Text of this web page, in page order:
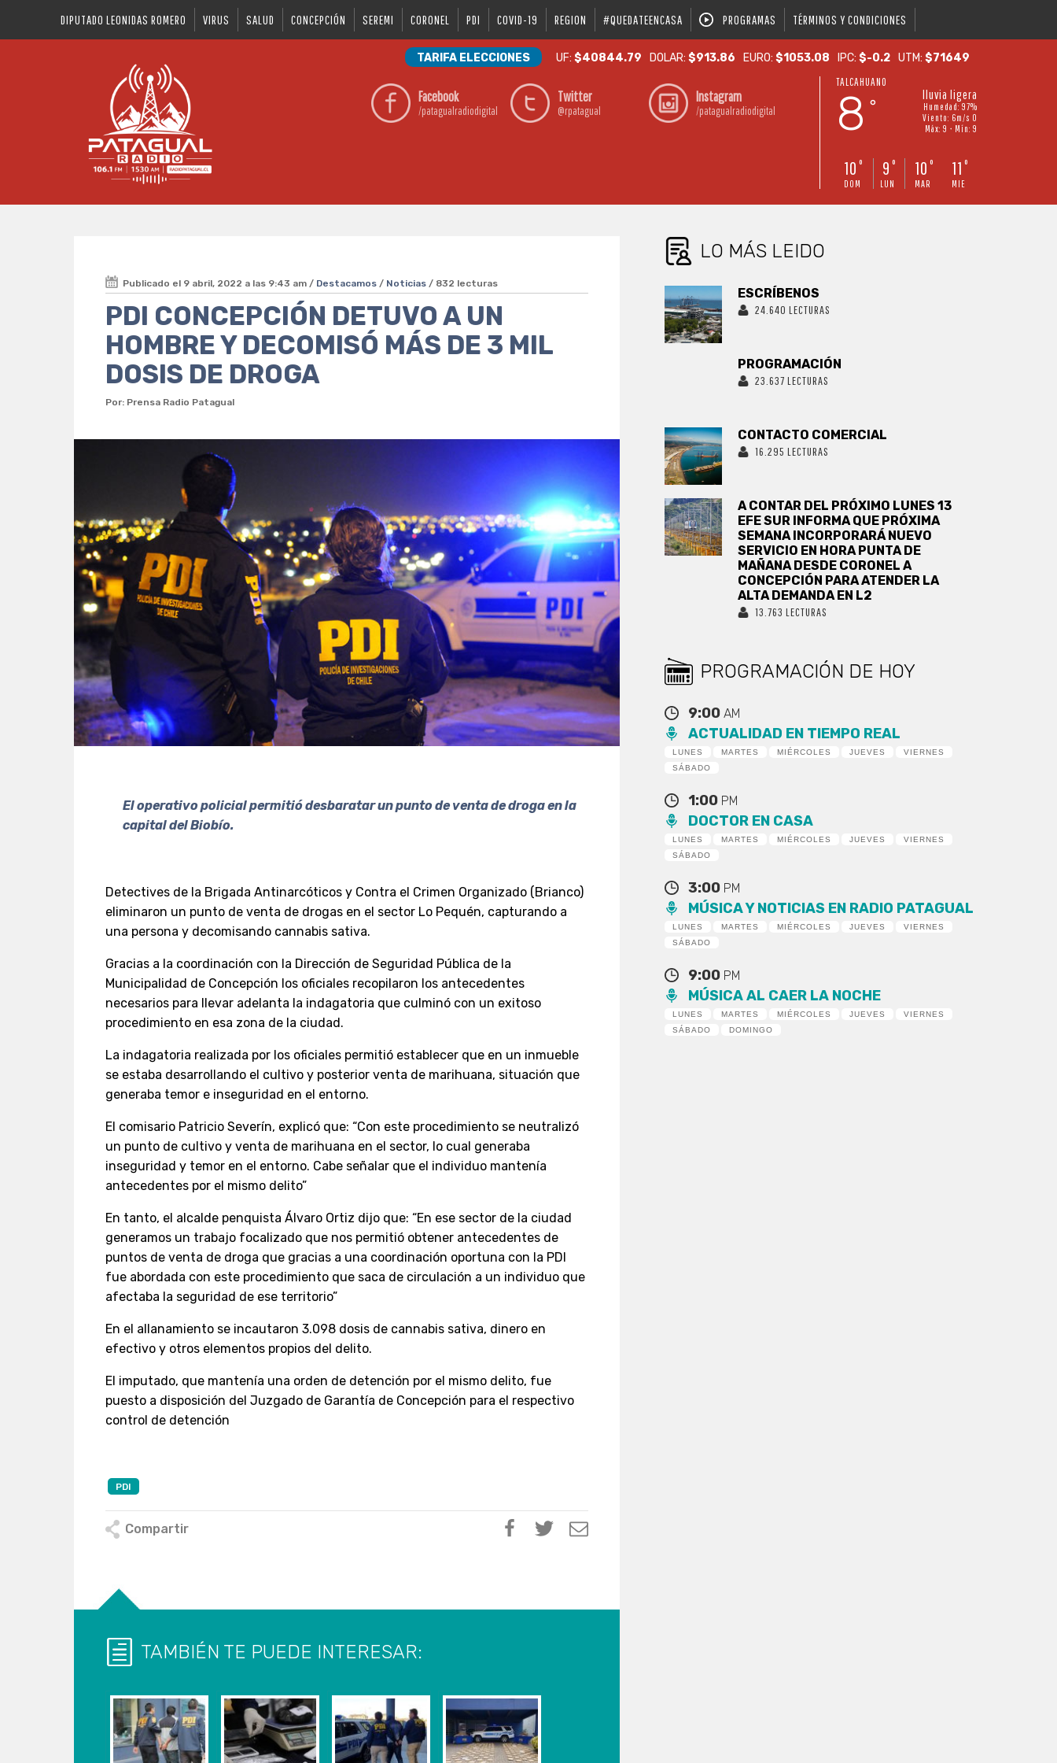
DIPUTADO LEONIDAS ROMERO VIRUS SALUD CONCEPCIÓN SEREMI CORONEL PDI COVID-19 REGION #QUEDATEENCASA PROGRAMAS TÉRMINOS Y CONDICIONES
TARIFA ELECCIONES UF:$40844.79 DOLAR:$913.86 EURO:$1053.08 IPC:$-0.2 UTM:$71649
Facebook
/patagualradiodigital
Twitter
@rpatagual
Instagram
/patagualradiodigital
TALCAHUANO
8 °
lluvia ligera
Humedad: 97%
Viento: 6m/s O
Máx: 9 • Mín: 9
10 °
DOM
9 °
LUN
10 °
MAR
11 °
MIE
Publicado el 9 abril, 2022 a las 9:43 am / Destacamos / Noticias / 832 lecturas
PDI CONCEPCIÓN DETUVO A UN
HOMBRE Y DECOMISÓ MÁS DE 3 MIL
DOSIS DE DROGA
Por: Prensa Radio Patagual
El operativo policial permitió desbaratar un punto de venta de droga en la
capital del Biobío.
Detectives de la Brigada Antinarcóticos y Contra el Crimen Organizado (Brianco)
eliminaron un punto de venta de drogas en el sector Lo Pequén, capturando a
una persona y decomisando cannabis sativa.
Gracias a la coordinación con la Dirección de Seguridad Pública de la
Municipalidad de Concepción los oficiales recopilaron los antecedentes
necesarios para llevar adelanta la indagatoria que culminó con un exitoso
procedimiento en esa zona de la ciudad.
La indagatoria realizada por los oficiales permitió establecer que en un inmueble
se estaba desarrollando el cultivo y posterior venta de marihuana, situación que
generaba temor e inseguridad en el entorno.
El comisario Patricio Severín, explicó que: “Con este procedimiento se neutralizó
un punto de cultivo y venta de marihuana en el sector, lo cual generaba
inseguridad y temor en el entorno. Cabe señalar que el individuo mantenía
antecedentes por el mismo delito”
En tanto, el alcalde penquista Álvaro Ortiz dijo que: “En ese sector de la ciudad
generamos un trabajo focalizado que nos permitió obtener antecedentes de
puntos de venta de droga que gracias a una coordinación oportuna con la PDI
fue abordada con este procedimiento que saca de circulación a un individuo que
afectaba la seguridad de ese territorio”
En el allanamiento se incautaron 3.098 dosis de cannabis sativa, dinero en
efectivo y otros elementos propios del delito.
El imputado, que mantenía una orden de detención por el mismo delito, fue
puesto a disposición del Juzgado de Garantía de Concepción para el respectivo
control de detención
PDI
Compartir
TAMBIÉN TE PUEDE INTERESAR:
LO MÁS LEIDO
ESCRÍBENOS
24.640 LECTURAS
PROGRAMACIÓN
23.637 LECTURAS
CONTACTO COMERCIAL
16.295 LECTURAS
A CONTAR DEL PRÓXIMO LUNES 13
EFE SUR INFORMA QUE PRÓXIMA
SEMANA INCORPORARÁ NUEVO
SERVICIO EN HORA PUNTA DE
MAÑANA DESDE CORONEL A
CONCEPCIÓN PARA ATENDER LA
ALTA DEMANDA EN L2
13.763 LECTURAS
PROGRAMACIÓN DE HOY
9:00AM
ACTUALIDAD EN TIEMPO REAL
LUNES MARTES MIÉRCOLES JUEVES
VIERNES
SÁBADO
1:00 PM
DOCTOR EN CASA
LUNES MARTES MIÉRCOLES JUEVES
VIERNES
SÁBADO
3:00 PM
MÚSICA Y NOTICIAS EN RADIO PATAGUAL
LUNES MARTES MIÉRCOLES JUEVES
VIERNES
SÁBADO
9:00 PM
MÚSICA AL CAER LA NOCHE
LUNES MARTES MIÉRCOLES JUEVES
VIERNES
SÁBADO
DOMINGO